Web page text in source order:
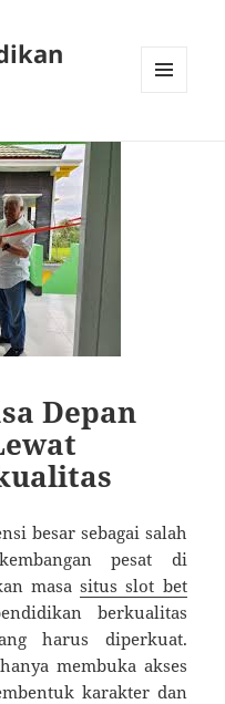
Depan
besar sebagai salah
pesat di
masasitus slot bet
berkualitas
harus diperkuat.
membuka akses
karakter dan